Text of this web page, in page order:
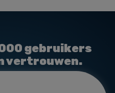
gebruikers
vertrouwen.